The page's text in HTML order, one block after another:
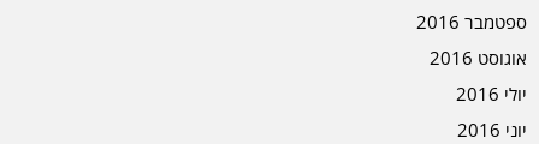
ספטמבר 2016
אוגוסט 2016
יולי 2016
יוני 2016